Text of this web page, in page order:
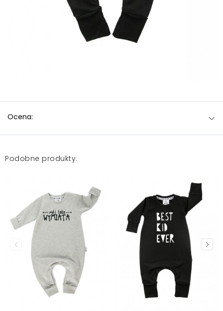
Ocena:
Podobne produkty: